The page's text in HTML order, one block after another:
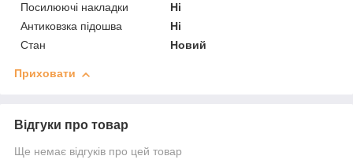
Посилюючі накладки
Ні
Антиковзка підошва
Ні
Стан
Новий
Приховати
Відгуки про товар
Ще немає відгуків про цей товар